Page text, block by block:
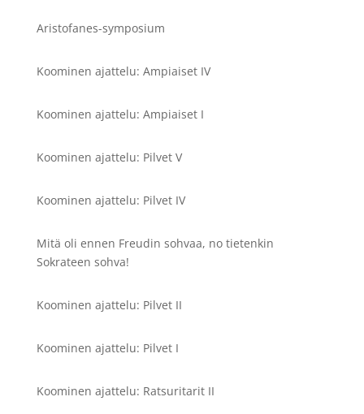
Aristofanes-symposium
Koominen ajattelu: Ampiaiset IV
Koominen ajattelu: Ampiaiset I
Koominen ajattelu: Pilvet V
Koominen ajattelu: Pilvet IV
Mitä oli ennen Freudin sohvaa, no tietenkin
Sokrateen sohva!
Koominen ajattelu: Pilvet II
Koominen ajattelu: Pilvet I
Koominen ajattelu: Ratsuritarit II